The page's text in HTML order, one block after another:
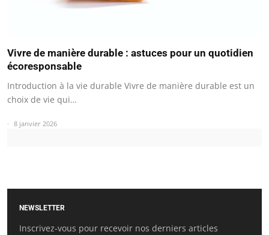
Vivre de manière durable : astuces pour un quotidien
écoresponsable
Introduction à la vie durable Vivre de manière durable est un
choix de vie qui…
8 janvier 2026
NEWSLETTER
Inscrivez-vous pour recevoir nos derniers articles